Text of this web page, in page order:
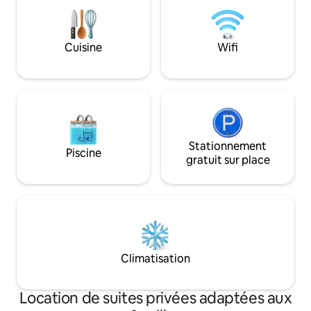
Cuisine Wifi
Piscine
Stationnement
gratuit sur place
Climatisation
Location de suites privées adaptées aux